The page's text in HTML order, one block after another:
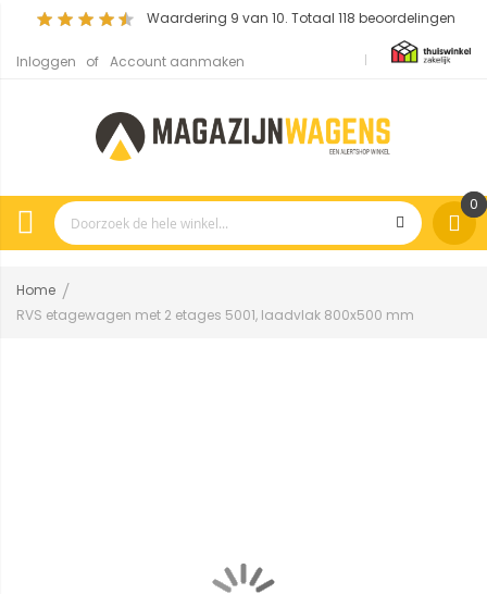
Waardering 9 van 10. Totaal 118 beoordelingen
Inloggen Account aanmaken
0
Home
RVS etagewagen met 2 etages 5001, laadvlak 800x500 mm